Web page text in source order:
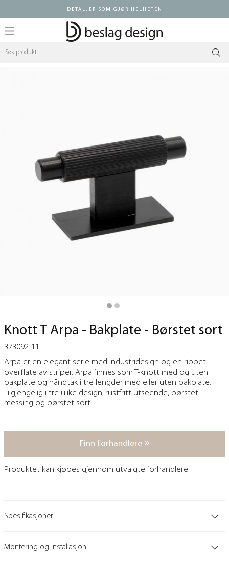
DETALJER SOM GJØR HELHETEN
Knott T Arpa - Bakplate - Børstet sort
373092-11
Arpa er en elegant serie med industridesign og en ribbet
overflate av striper. Arpa finnes som T-knott med og uten
bakplate og håndtak i tre lengder med eller uten bakplate.
Tilgjengelig i tre ulike design; rustfritt utseende, børstet
messing og børstet sort.
Finn forhandlere
Produktet kan kjøpes gjennom utvalgte forhandlere.
Spesifikasjoner
Montering og installasjon